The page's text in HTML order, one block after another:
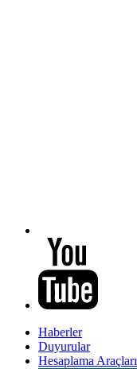
Haberler
Duyurular
Hesaplama Araçları